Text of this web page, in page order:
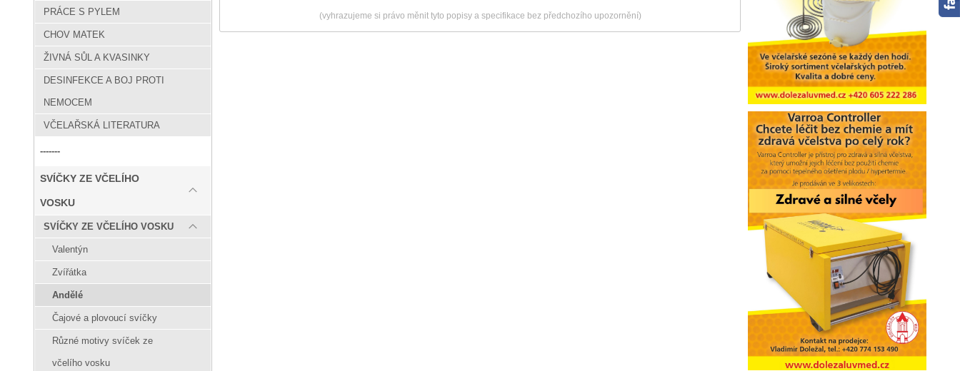
PRÁCE S PYLEM
CHOV MATEK
ŽIVNÁ SŮL A KVASINKY
DESINFEKCE A BOJ PROTI
NEMOCEM
VČELAŘSKÁ LITERATURA
-------
SVÍČKY ZE VČELÍHO
VOSKU
SVÍČKY ZE VČELÍHO VOSKU
Valentýn
Zvířátka
Andělé
Čajové a plovoucí svíčky
Různé motivy svíček ze
včelího vosku
(vyhrazujeme si právo měnit tyto popisy a specifikace bez předchozího upozornění)